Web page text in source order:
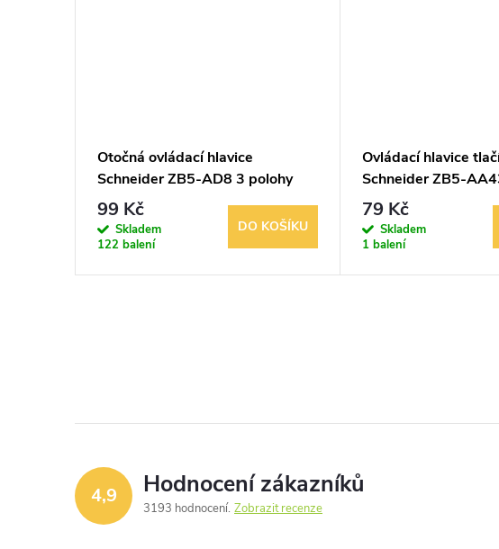
Otočná ovládací hlavice
Schneider ZB5-AD8 3 polohy
vratné černá
99 Kč
Skladem
122 balení
DO KOŠÍKU
Ovládací hlavice
Schneider ZB5-
červená zapuštěná
79 Kč
Skladem
1 balení
4,9 Hodnocení zákazníků
3193 hodnocení Zobrazit recenze